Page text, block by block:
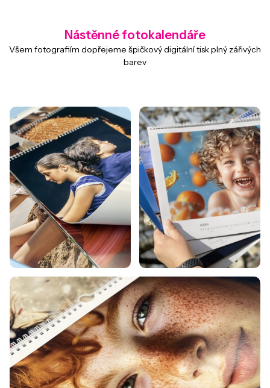
Nástěnné fotokalendáře
Všem fotografiím dopřejeme špičkový digitální tisk plný zářivých
barev